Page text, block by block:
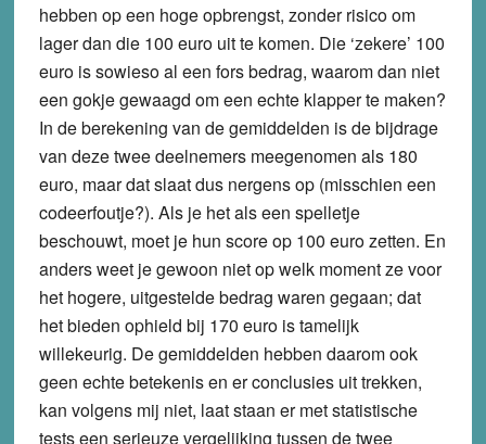
hebben op een hoge opbrengst, zonder risico om
lager dan die 100 euro uit te komen. Die ‘zekere’ 100
euro is sowieso al een fors bedrag, waarom dan niet
een gokje gewaagd om een echte klapper te maken?
In de berekening van de gemiddelden is de bijdrage
van deze twee deelnemers meegenomen als 180
euro, maar dat slaat dus nergens op (misschien een
codeerfoutje?). Als je het als een spelletje
beschouwt, moet je hun score op 100 euro zetten. En
anders weet je gewoon niet op welk moment ze voor
het hogere, uitgestelde bedrag waren gegaan; dat
het bieden ophield bij 170 euro is tamelijk
willekeurig. De gemiddelden hebben daarom ook
geen echte betekenis en er conclusies uit trekken,
kan volgens mij niet, laat staan er met statistische
tests een serieuze vergelijking tussen de twee